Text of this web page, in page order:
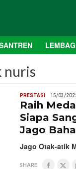
nuris
PRESTASI 15/03/
Raih
Siapa
Jago
Jago Otak-atik
SHARE